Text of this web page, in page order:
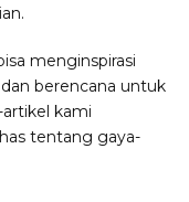
menginspirasi
berencana untuk
kami
tentang gaya-